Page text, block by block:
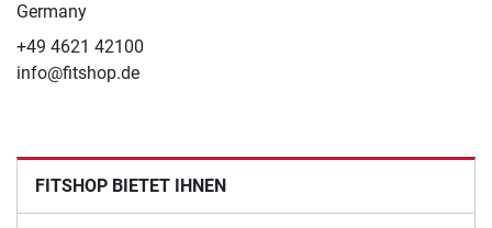
Germany
+49 4621 42100
info@fitshop.de
FITSHOP BIETET IHNEN